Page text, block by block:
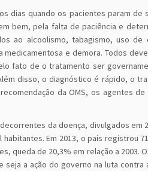
dias quando os pacientes param
bem, pela falta de paciência e
ao alcoolismo, tabagismo, uso
e demora. Todos
fato de o tratamento ser
disso, o diagnóstico é rápido, o
da OMS, os agentes
da doença, divulgados
Em 2013, o país registrou
queda de 20,3% em relação a 2003.
seja a ação do governo na luta